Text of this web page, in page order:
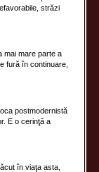
străzi
mai mare parte a
fură în continuare,
postmodernistă
E o cerinţă a
în viaţa asta,